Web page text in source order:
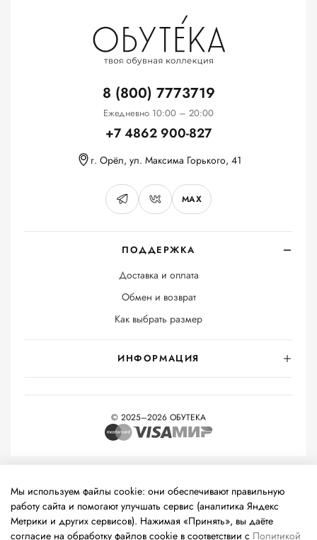
ПОДДЕРЖКА
Доставка и оплата
Обмен и возврат
Как выбрать размер
ИНФОРМАЦИЯ
8 (800) 7773719
Ежедневно 10:00 – 20:00
+7 4862 900-827
г. Орёл, ул. Максима Горького, 41
MAX
© 2025–2026 ОБУТЕКА
технологии
(информационные технологии предоставления
информации на основе сбора, систематизации и анализа
сведений, относящихся к предпочтениям пользователей сети
«Интернет», находящихся на территории Российской
Мы используем файлы cookie: они обеспечивают правильную
работу сайта и помогают улучшать сервис (аналитика Яндекс
Метрики и других сервисов). Нажимая «Принять», вы даёте
согласие на обработку файлов cookie в соответствии с Политикой